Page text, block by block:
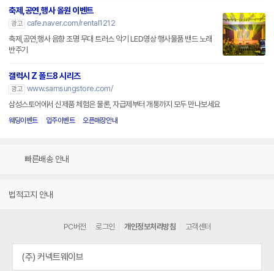
축제,공연,행사 올원 이벤트
광고
cafe.naver.com/rental1212
축제,공연,행사 음향 조명 무대 트러스 악기 LED영상 행사물품 밴드 노래
반주기
갤럭시 Z 폴드8 시리즈
광고 www.samsungstore.com/
삼성스토어에서 신제품 체험은 물론, 자급제부터 개통까지 모두 만나보세요
웨딩이벤트 입주이벤트 오픈매장안내
빠른배송 안내
법적고지 안내
PC버전 로그인 개인정보처리방침 고객센터
(주) 커넥트웨이브